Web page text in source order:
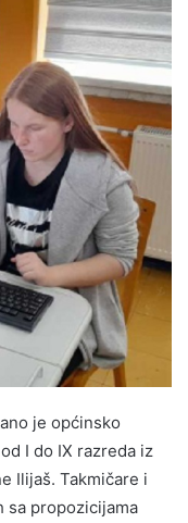
je općinsko
I do IX razreda iz
Ilijaš. Takmičare i
sa propozicijama